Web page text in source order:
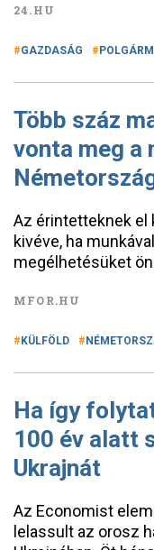
24.HU
GAZDASÁG
Több száz
vonta meg
Az érintetteknek el
kivéve, ha
megélhetésüket
MFOR.HU
KÜLFÖLD
Ha így
100 év alatt
Ukrajnát
Az Economist
lelassult az orosz